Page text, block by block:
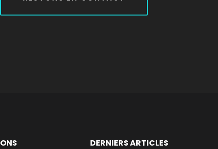
DERNIERS ARTICLES